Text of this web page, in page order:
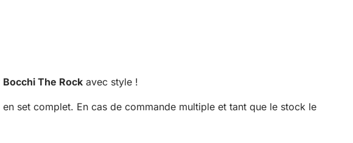
Bocchi The Rock avec style !
set complet. En cas de commande multiple et tant que le stock le